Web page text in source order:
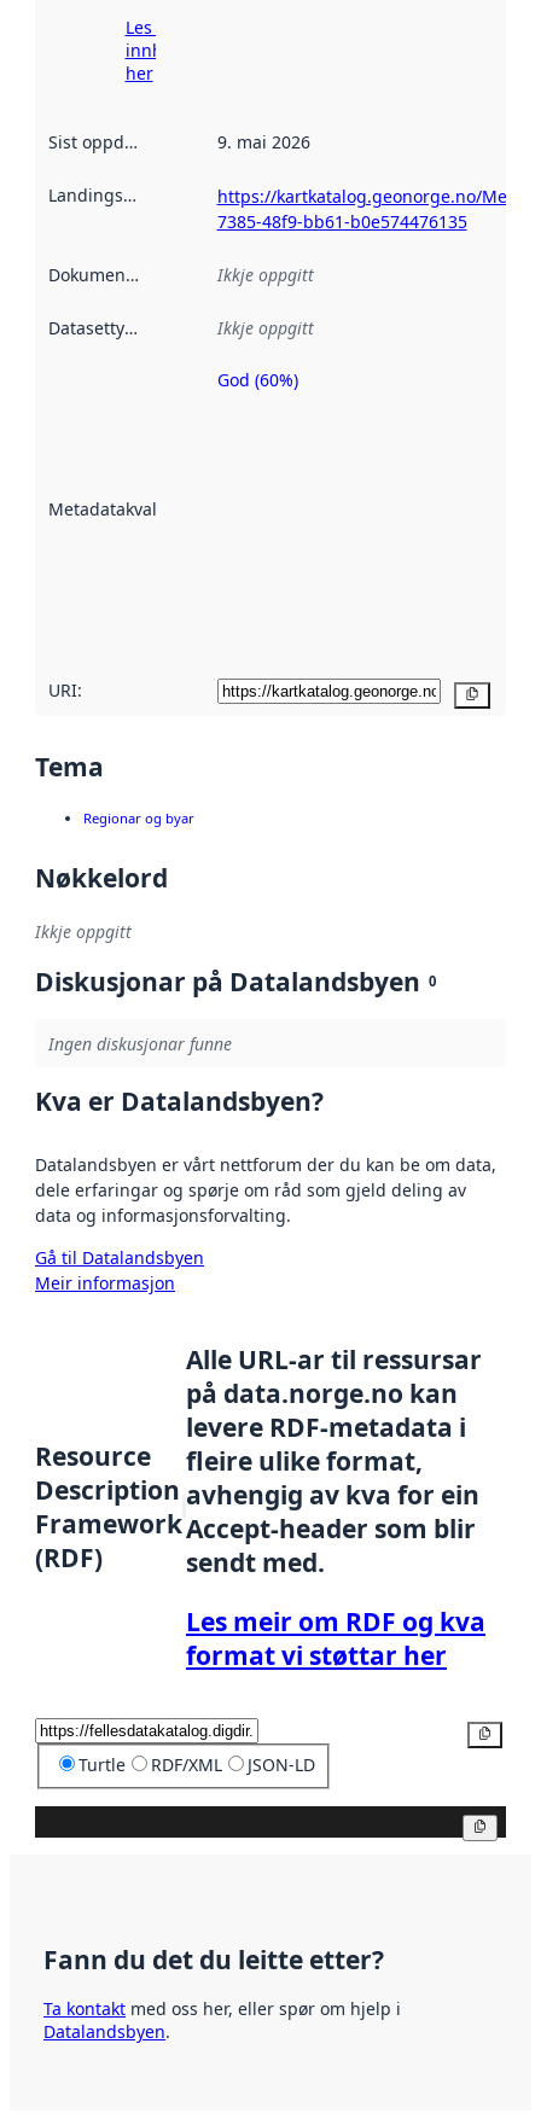
Les meir om
innhenting
her
Sist oppdatert 9. mai 2026
Landingsside
https://kartkatalog.geonorge.no/
7385-48f9-bb61-b0e574476135
Dokumentasjon Ikkje oppgitt
Datasettype Ikkje oppgitt
Metadatakvalitet
Metadatakvalitet
God (60%)
URI:
Tema
Regionar og byar
Nøkkelord
Ikkje oppgitt
Diskusjonar på Datalandsbyen 0
Ingen diskusjonar funne
Kva er Datalandsbyen?
Datalandsbyen er vårt nettforum der du kan be om data,
dele erfaringar og spørje om råd som gjeld deling av
data og informasjonsforvalting.
Gå til Datalandsbyen
Meir informasjon
Resource
Description
Framework
(RDF)
Alle URL-ar til ressursar
på data.norge.no kan
levere RDF-metadata i
fleire ulike format,
avhengig av kva for ein
Accept-header som blir
sendt med.
Les meir om RDF og kva
format vi støttar her
Turtle RDF/XML JSON-LD
Fann du det du leitte etter?
Ta kontakt med oss her, eller spør om hjelp i
Datalandsbyen.